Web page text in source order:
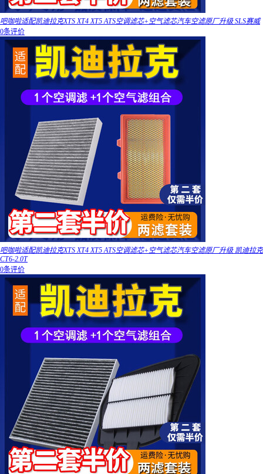
吧咖啦适配凯迪拉克XTS XT4 XT5 ATS空调滤芯+空气滤芯汽车空滤原厂升级 SLS赛威
0条评价
吧咖啦适配凯迪拉克XTS XT4 XT5 ATS空调滤芯+空气滤芯汽车空滤原厂升级 凯迪拉克
CT6-2.0T
0条评价